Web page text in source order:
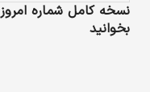
نسخه کامل شماره امروز
بخوانید